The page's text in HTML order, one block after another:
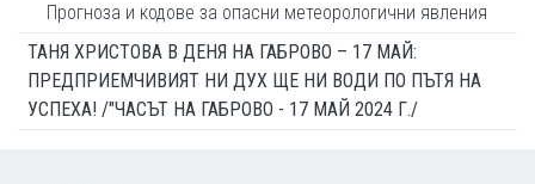
Прогноза и кодове за опасни метеорологични явления
ТАНЯ ХРИСТОВА В ДЕНЯ НА ГАБРОВО – 17 МАЙ:
ПРЕДПРИЕМЧИВИЯТ НИ ДУХ ЩЕ НИ ВОДИ ПО ПЪТЯ НА
УСПЕХА! /"ЧАСЪТ НА ГАБРОВО - 17 МАЙ 2024 Г./